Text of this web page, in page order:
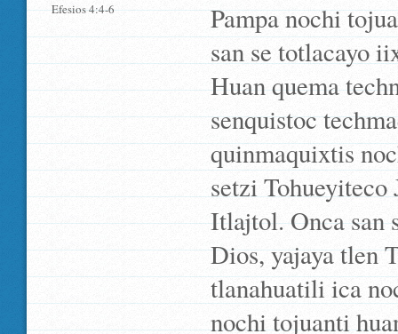
Efesios 4:4-6
Pampa nochi
san se totlacayo
Huan quema
senquistoc
quinmaquixtis
setzi
Itlajtol. Onca san
Dios, yajaya tlen
tlanahuatili ica
nochi tojuanti